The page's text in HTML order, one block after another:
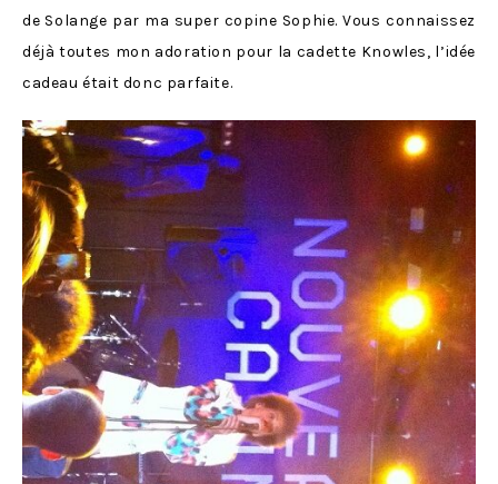
de Solange par ma super copine Sophie. Vous connaissez
déjà toutes mon adoration pour la cadette Knowles, l’idée
cadeau était donc parfaite.